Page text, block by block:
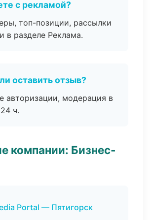
с рекламой?
топ-позиции, рассылки
в разделе Реклама.
оставить отзыв?
авторизации, модерация в
ч.
компании: Бизнес-
Portal — Пятигорск